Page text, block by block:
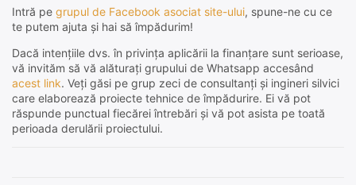
Intră pe grupul de Facebook asociat site-ului, spune-ne cu ce
te putem ajuta și hai să împădurim!
Dacă intențiile dvs. în privința aplicării la finanțare sunt serioase,
vă invităm să vă alăturați grupului de Whatsapp accesând
acest link. Veți găsi pe grup zeci de consultanți și ingineri silvici
care elaborează proiecte tehnice de împădurire. Ei vă pot
răspunde punctual fiecărei întrebări și vă pot asista pe toată
perioada derulării proiectului.